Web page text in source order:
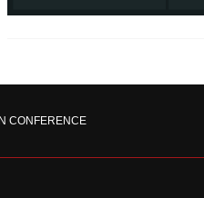
CONFERENCE